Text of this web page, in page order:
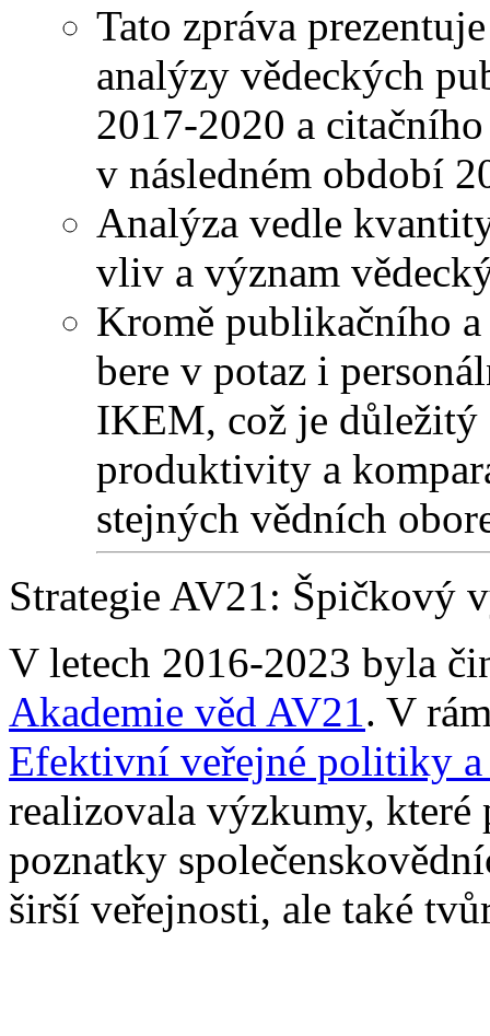
Tato zpráva
analýzy vědeckých
2017-2020 a
v následném období
Analýza vedle
vliv a význam
Kromě publikačního
bere v potaz i
IKEM, což je důležitý
produktivity a
stejných vědních
Strategie AV21: Špičkový
V letech 2016-2023 byla
Akademie věd AV21. V
Efektivní veřejné politiky a
realizovala výzkumy,
poznatky
širší veřejnosti, ale také